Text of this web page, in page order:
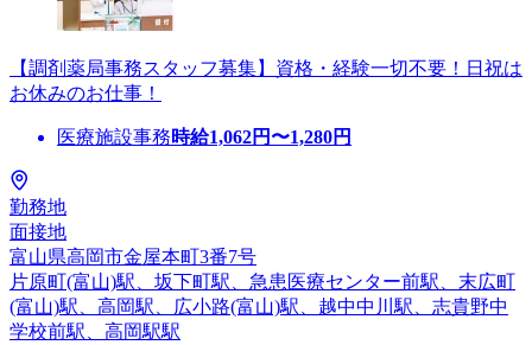
【調剤薬局事務スタッフ募集】資格・経験一切不要！日祝は
お休みのお仕事！
医療施設事務時給1,062円〜1,280円
勤務地
面接地
富山県高岡市金屋本町3番7号
片原町(富山)駅、坂下町駅、急患医療センター前駅、末広町
(富山)駅、高岡駅、広小路(富山)駅、越中中川駅、志貴野中
学校前駅、高岡駅駅